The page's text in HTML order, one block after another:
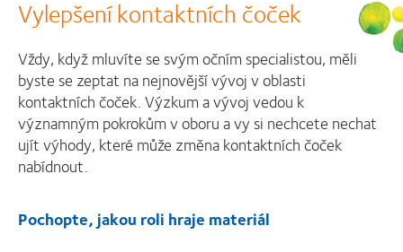
Vylepšení kontaktních čoček
Vždy, když mluvíte se svým očním specialistou, měli
byste se zeptat na nejnovější vývoj v oblasti
kontaktních čoček. Výzkum a vývoj vedou k
významným pokrokům v oboru a vy si nechcete nechat
ujít výhody, které může změna kontaktních čoček
nabídnout.
Pochopte, jakou roli hraje materiál